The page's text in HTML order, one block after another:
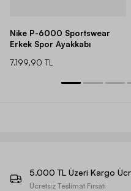
Nike P-6000 Sportswear
Erkek Spor Ayakkabı
7.199,90 TL
5.000 TL Üzeri Kargo
Ücretsiz Teslimat Fırsatı